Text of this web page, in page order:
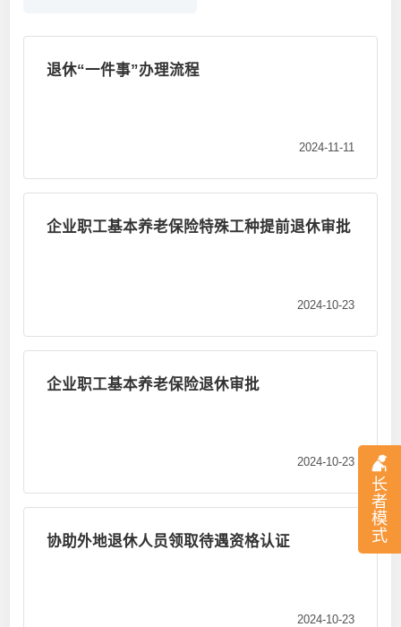
长
者
模
式
退休“一件事”办理流程
2024-11-11
企业职工基本养老保险特殊工种提前退休审批
2024-10-23
企业职工基本养老保险退休审批
2024-10-23
协助外地退休人员领取待遇资格认证
2024-10-23